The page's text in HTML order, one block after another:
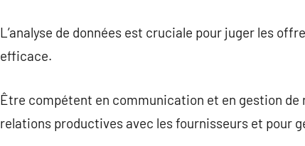
L’analyse de données est cruciale pour juger les
efficace.
Être compétent en communication et en gestion
relations productives avec les fournisseurs et pour